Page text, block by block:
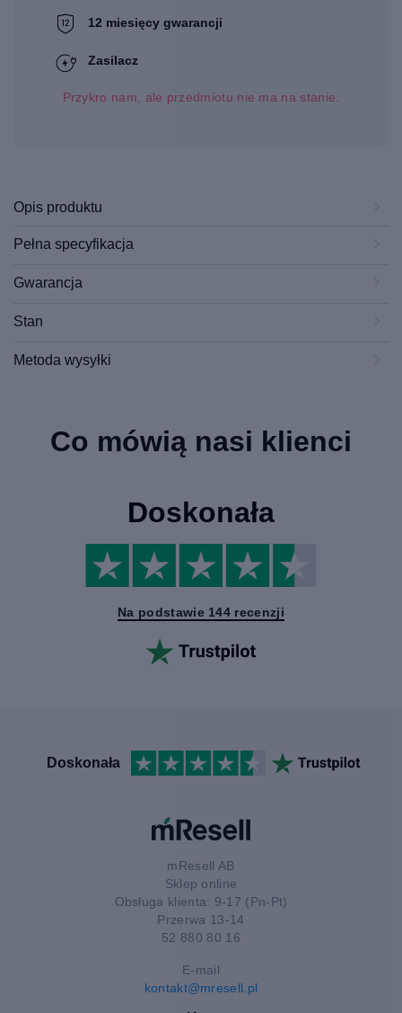
12 miesięcy gwarancji
Zasilacz
Przykro nam, ale przedmiotu nie ma na stanie.
Opis produktu
Pełna specyfikacja
Gwarancja
Stan
Metoda wysyłki
Co mówią nasi klienci
Doskonała
Na podstawie 144 recenzji
Doskonała
mResell AB
Sklep online
Obsługa klienta: 9-17 (Pn-Pt)
Przerwa 13-14
52 880 80 16
E-mail
kontakt@mresell.pl